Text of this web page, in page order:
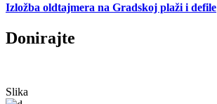
Izložba oldtajmera na Gradskoj plaži i defile
Donirajte
Slika